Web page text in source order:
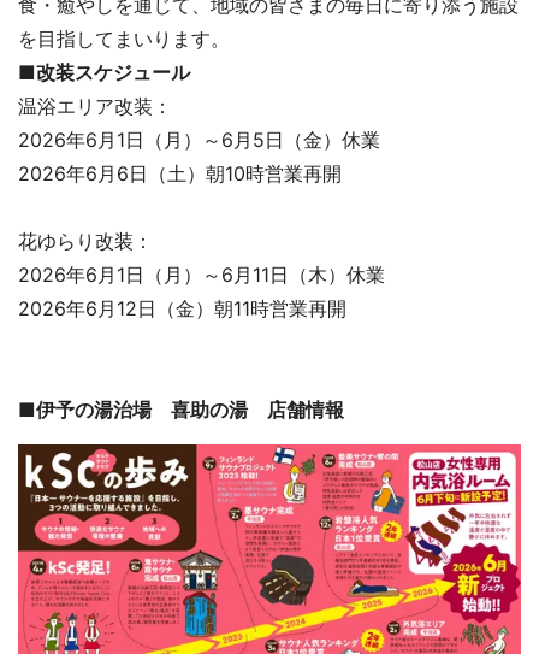
を目指してまいります。
■改装スケジュール
温浴エリア改装：
2026年6月1日（月）～6月5日（金）休業
2026年6月6日（土）朝10時営業再開
花ゆらり改装：
2026年6月1日（月）～6月11日（木）休業
2026年6月12日（金）朝11時営業再開
■伊予の湯治場 喜助の湯 店舗情報